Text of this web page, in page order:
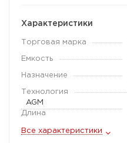
Характеристики
Торговая марка
Емкость
Назначение
Технология
AGM
Длина
Все характеристики